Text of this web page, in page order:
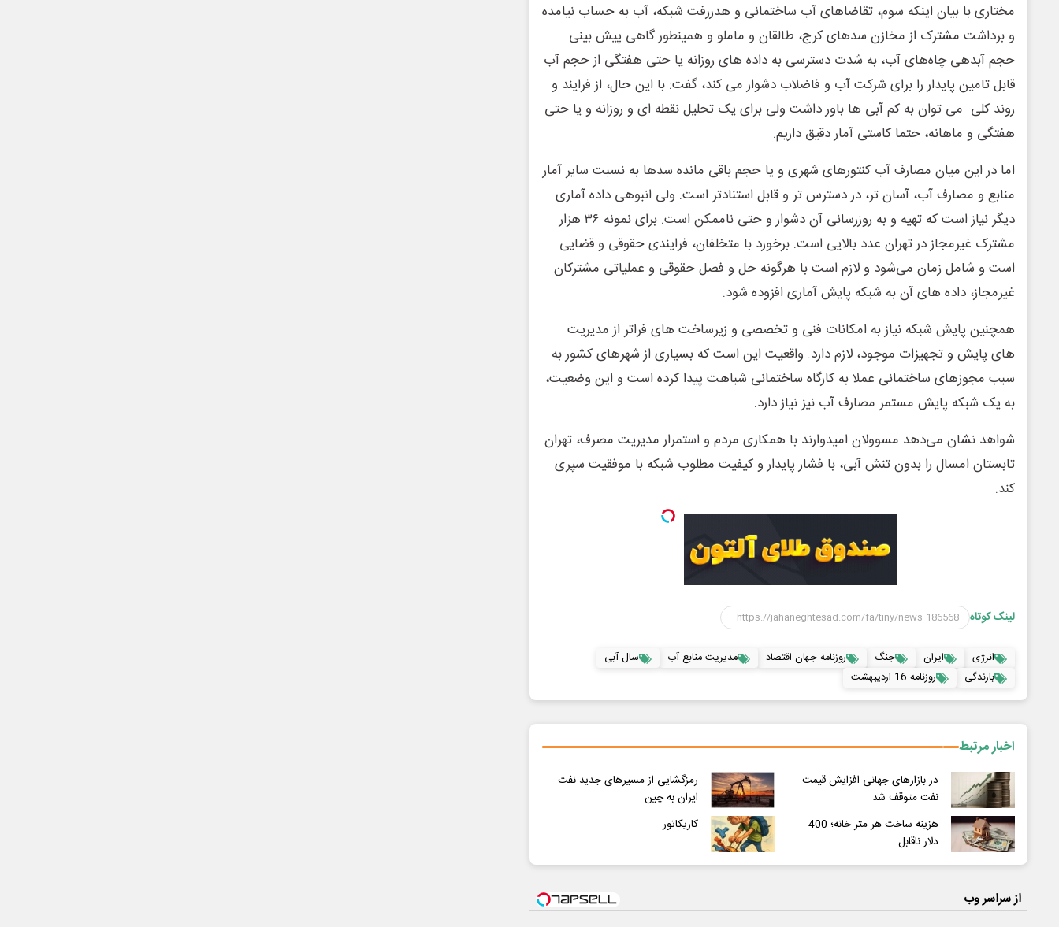
مختاری با بیان اینکه سوم، تقاضاهای آب ساختمانی و هدررفت شبکه، آب به حساب نیامده
و برداشت مشترک از مخازن سدهای کرج، طالقان و ماملو و همینطور گاهی پیش بینی
حجم آبدهی چاه‌های آب، به شدت دسترسی به داده های روزانه یا حتی هفتگی از حجم آب
قابل تامین پایدار را برای شرکت آب و فاضلاب دشوار می کند، گفت: با این حال، از فرایند و
روند کلی می توان به کم آبی ها باور داشت ولی برای یک تحلیل نقطه ای و روزانه و یا حتی
هفتگی و ماهانه، حتما کاستی آمار دقیق داریم.
اما در این میان مصارف آب کنتورهای شهری و یا حجم باقی مانده سدها به نسبت سایر آمار
منابع و مصارف آب، آسان تر، در دسترس تر و قابل استنادتر است. ولی انبوهی داده آماری
دیگر نیاز است که تهیه و به روزرسانی آن دشوار و حتی ناممکن است. برای نمونه ۳۶ هزار
مشترک غیرمجاز در تهران عدد بالایی است. برخورد با متخلفان، فرایندی حقوقی و قضایی
است و شامل زمان می‌شود و لازم است با هرگونه حل و فصل حقوقی و عملیاتی مشترکان
غیرمجاز، داده های آن به شبکه پایش آماری افزوده شود.
همچنین پایش شبکه نیاز به امکانات فنی و تخصصی و زیرساخت های فراتر از مدیریت
های پایش و تجهیزات موجود، لازم دارد. واقعیت این است که بسیاری از شهرهای کشور به
سبب مجوزهای ساختمانی عملا به کارگاه ساختمانی شباهت پیدا کرده است و این وضعیت،
به یک شبکه پایش مستمر مصارف آب نیز نیاز دارد.
شواهد نشان می‌دهد مسوولان امیدوارند با همکاری مردم و استمرار مدیریت مصرف، تهران
تابستان امسال را بدون تنش آبی، با فشار پایدار و کیفیت مطلوب شبکه با موفقیت سپری
کند.
لینک کوتاه
انرژی ایران جنگ روزنامه جهان اقتصاد مدیریت منابع آب
سال آبی
بارندگی
روزنامه 16 اردیبهشت
اخبار مرتبط
در بازارهای جهانی افزایش قیمت
نفت متوقف شد
رمزگشایی از مسیرهای جدید نفت
ایران به چین
هزینه ساخت هر متر خانه؛ 400
دلار ناقابل
کاریکاتور
از سراسر وب